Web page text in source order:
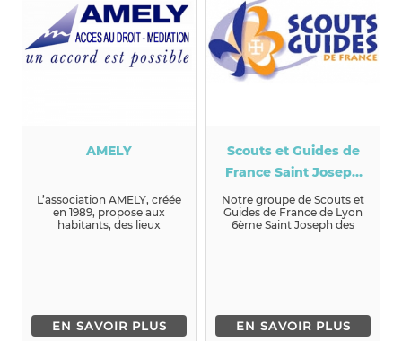
AMELY
L’association AMELY, créée
en 1989, propose aux
habitants, des lieux
EN SAVOIR PLUS
Scouts et Guides de
France Saint Joseph
des Brotteaux Lyon
6ème
Notre groupe de Scouts et
Guides de France de Lyon
6ème Saint Joseph des
EN SAVOIR PLUS